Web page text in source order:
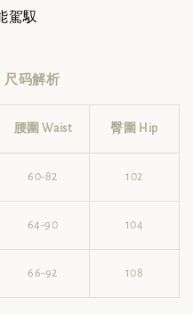
駕馭
码解析
腰圍 Waist 臀圍 Hip
60-82 102
64-90 104
66-92 108